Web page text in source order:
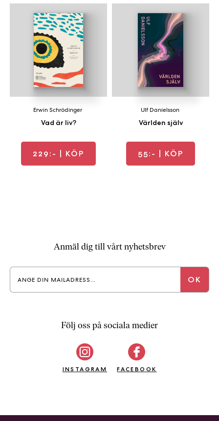
Vad är liv?
Erwin Schrödinger
229:- | KÖP
Världen själv
Ulf Danielsson
55:- | KÖP
Anmäl dig till vårt nyhetsbrev
Följ oss på sociala medier
INSTAGRAM FACEBOOK